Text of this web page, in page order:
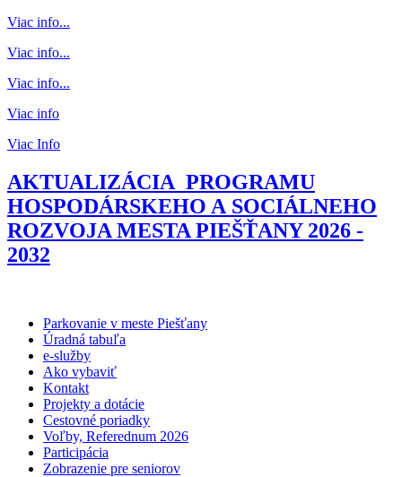
Viac info...
Viac info...
Viac info...
Viac info
Viac Info
AKTUALIZÁCIA PROGRAMU
HOSPODÁRSKEHO A SOCIÁLNEHO
ROZVOJA MESTA PIEŠŤANY 2026 -
2032
Parkovanie v meste Piešťany
Úradná tabuľa
e-služby
Ako vybaviť
Kontakt
Projekty a dotácie
Cestovné poriadky
Voľby, Referednum 2026
Participácia
Zobrazenie pre seniorov